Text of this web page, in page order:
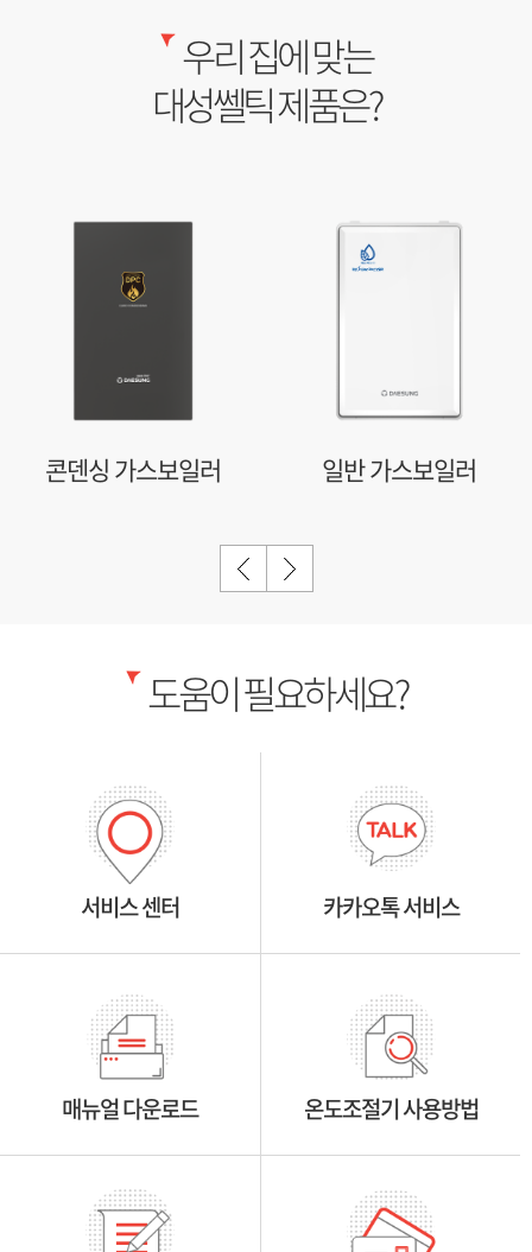
우리 집에 맞는
대성쎌틱 제품은?
콘덴싱 가스보일러 일반 가스보일러
도움이 필요하세요?
서비스 센터 카카오톡 서비스
매뉴얼 다운로드 온도조절기 사용방법